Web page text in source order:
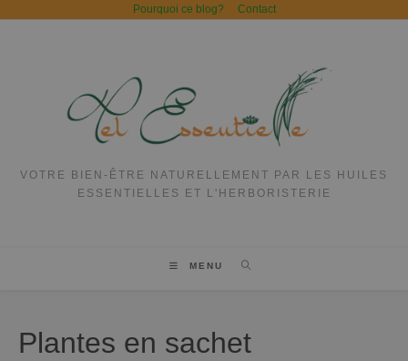
Pourquoi ce blog? Contact
VOTRE BIEN-ÊTRE NATURELLEMENT PAR LES HUILES
ESSENTIELLES ET L'HERBORISTERIE
MENU
Plantes en sachet